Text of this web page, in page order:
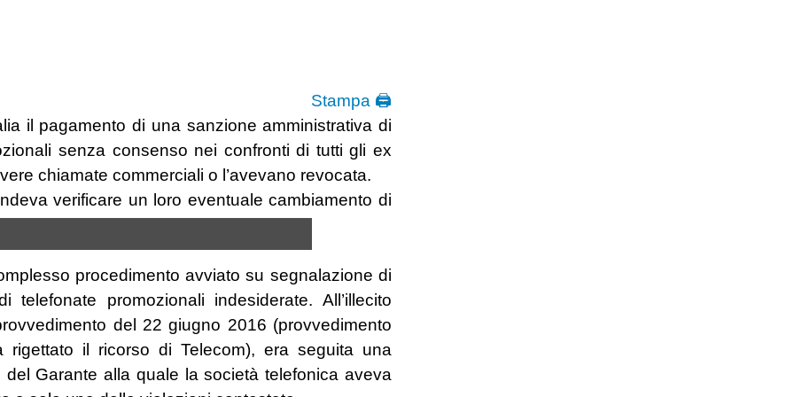
Stampa 🖨
il pagamento di una sanzione amministrativa di
senza consenso nei confronti di tutti gli ex
chiamate commerciali o l’avevano revocata.
verificare un loro eventuale cambiamento di
procedimento avviato su segnalazione di
promozionali indesiderate. All’illecito
del 22 giugno 2016 (provvedimento
il ricorso di Telecom), era seguita una
Garante alla quale la società telefonica aveva